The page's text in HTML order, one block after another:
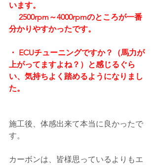
います。
2500rpm～4000rpmのところが一番
分かりやすかったです。
・ ECUチューニングですか？（馬力が
上がってますよね？）と感じるぐら
い、気持ちよく踏めるようになりまし
た。
施工後、体感出来て本当に良かったで
す。
カーボンは、皆様思っているよりもエ